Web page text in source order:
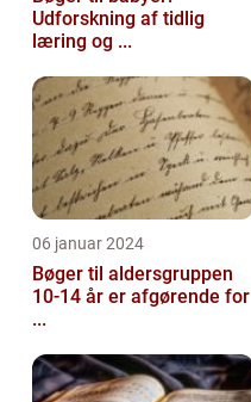
Udforskning af tidlig
læring og ...
06 januar 2024
Bøger til aldersgruppen
10-14 år er afgørende for
...